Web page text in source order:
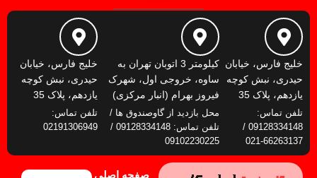
خلیج فارس، خیابان
حیدری، نبش کوچه
یازدهم، پلاک 35
تلفن تماس:
09128334148 /
66263137-021
کیلومتر 3 اتوبان تهران به
ساوه، خروجی اول، شهرک
فیروز بهرام (انبار مرکزی)
محل بازدید از گاوصندوق ها /
تلفن تماس: 09128334148 /
09102230225
خلیج فارس، خیابان
حیدری، نبش کوچه
یازدهم، پلاک 35
تلفن تماس:
02191306949
صفحه اصلی